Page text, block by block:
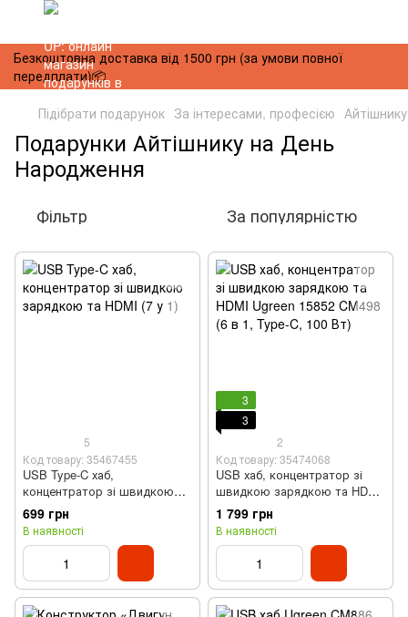
Безкоштовна доставка від 1500 грн (за умови повної
передплати)📦
Підібрати подарунок За інтересами, професією Айтішнику
Подарунки Айтішнику на День
Народження
Фільтр За популярністю
5
Код товару: 35467455
USB Type-C хаб,
концентратор зі швидкою
зарядкою та HDMI (7 у 1)
699 грн
В наявності
3
3
2
Код товару: 35474068
USB хаб, концентратор зі
швидкою зарядкою та HDMI
Ugreen 15852 CM498 (6 в 1,
Type-C, 100 Вт)
1 799 грн
В наявності